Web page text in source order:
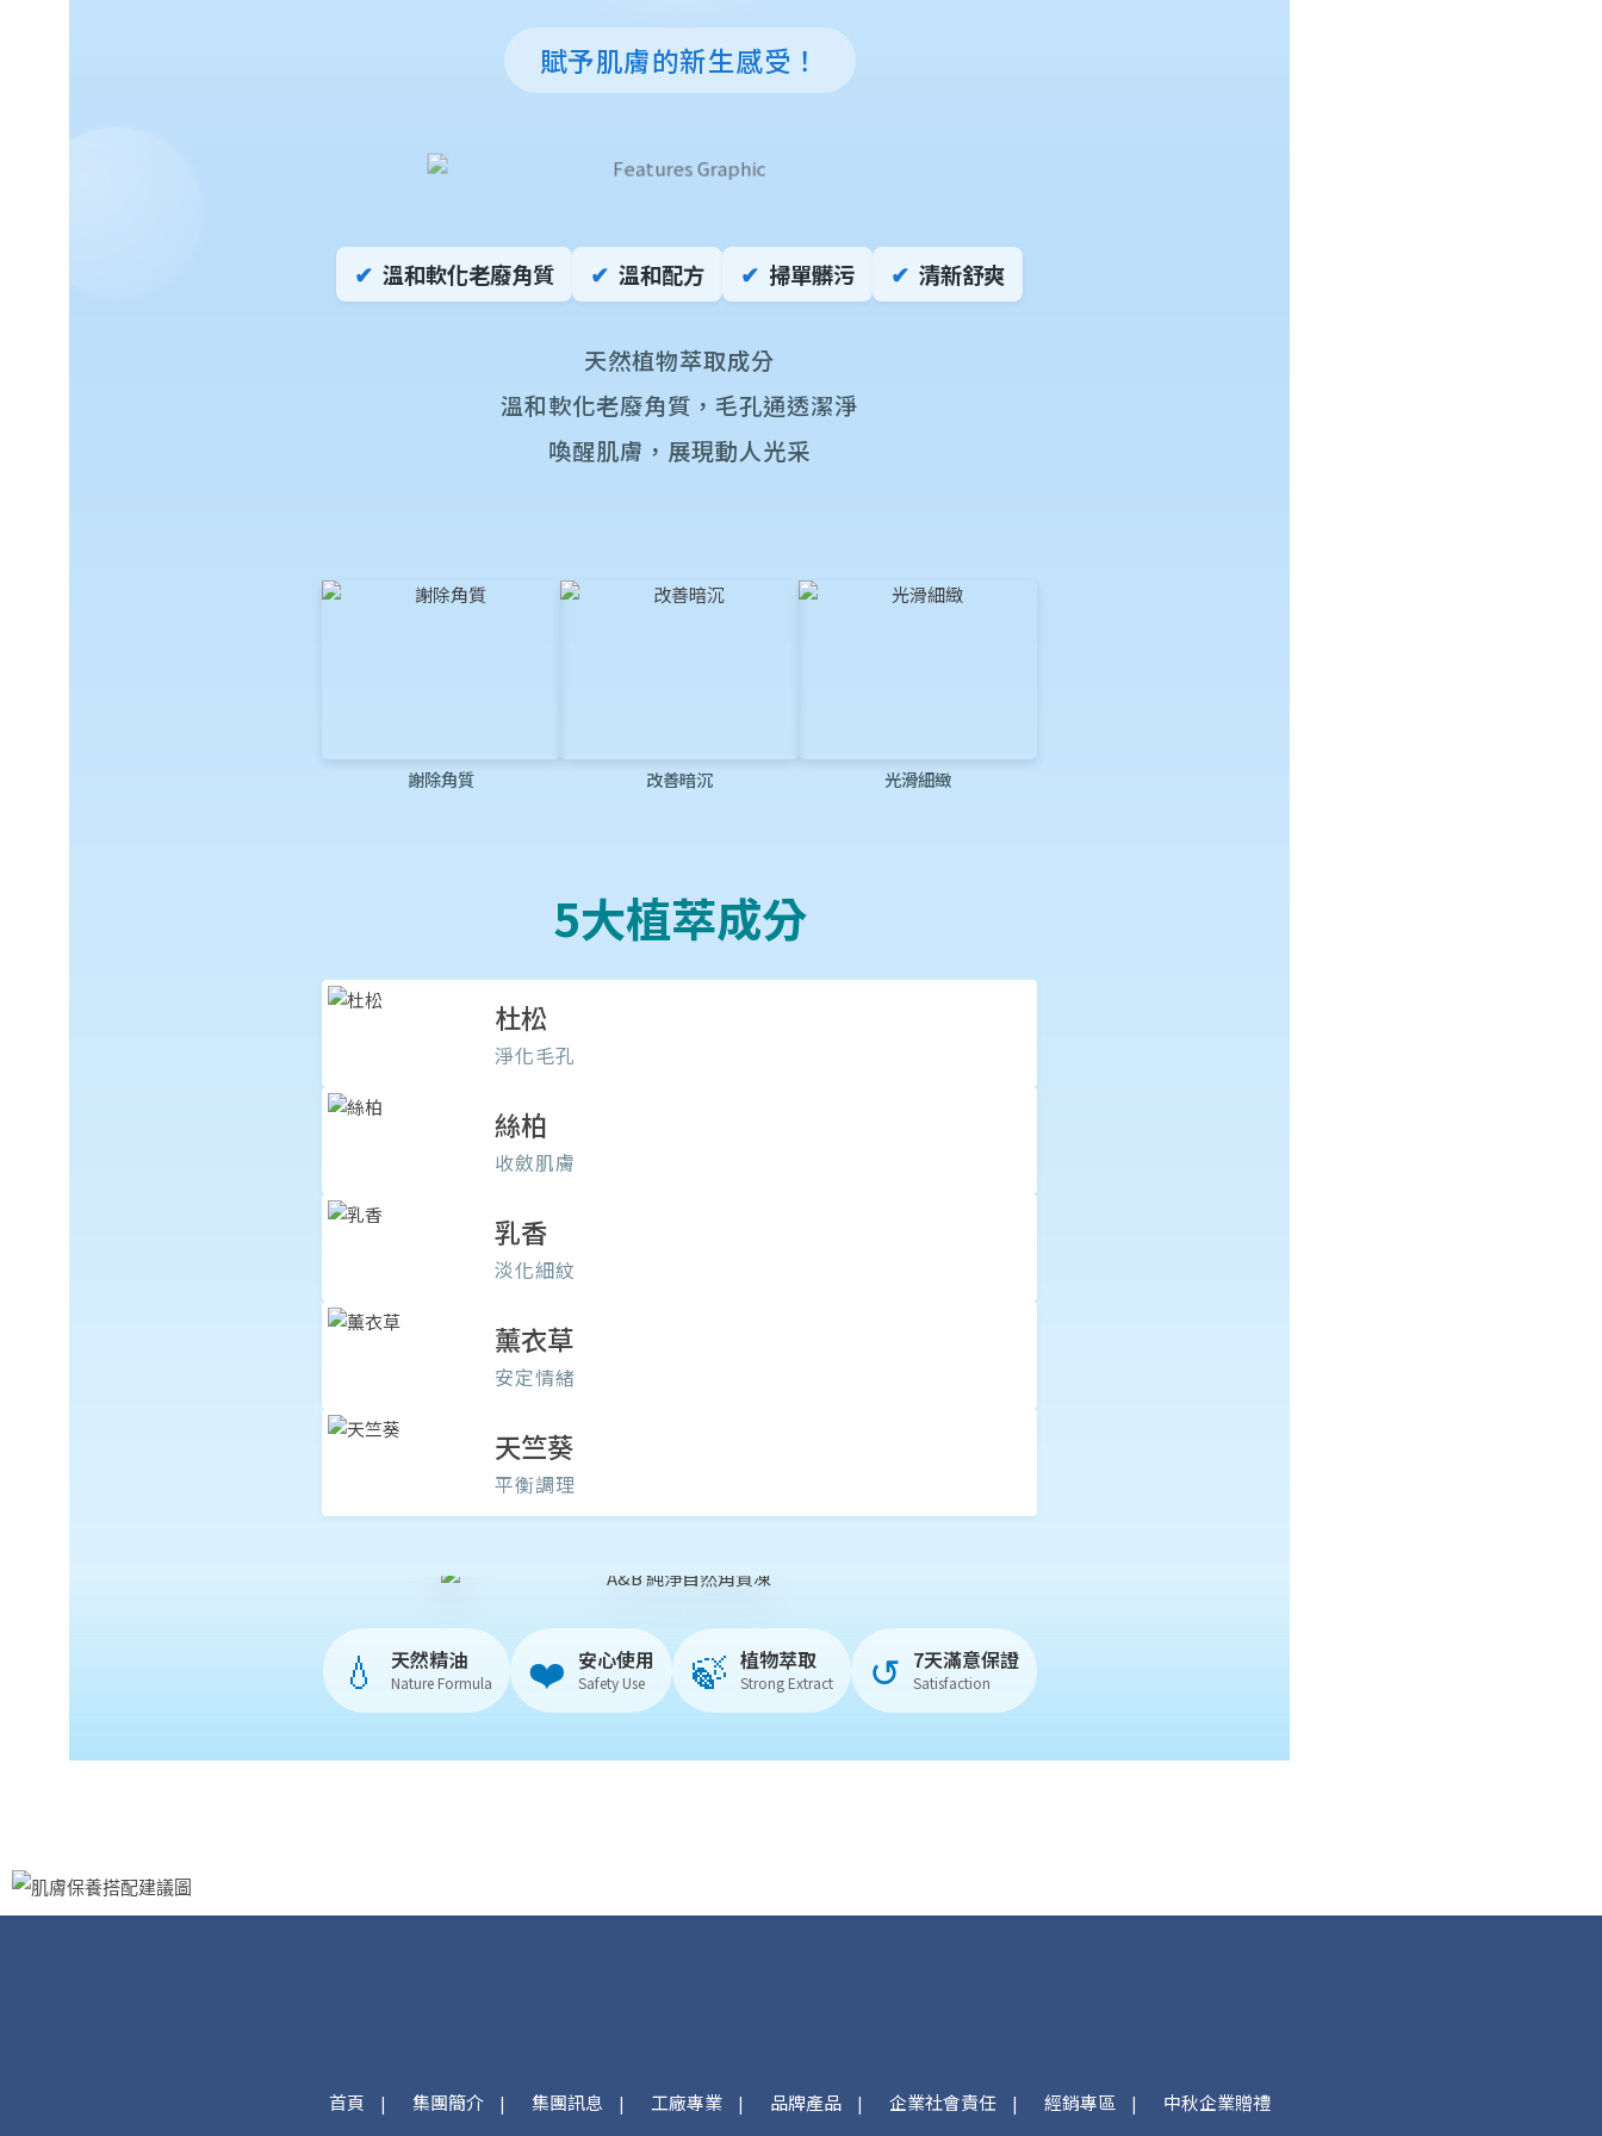
賦予肌膚的新生感受！
✔ 溫和軟化老廢角質 ✔ 溫和配方 ✔ 掃單髒污 ✔ 清新舒爽
天然植物萃取成分
溫和軟化老廢角質，毛孔通透潔淨
喚醒肌膚，展現動人光采
謝除角質 改善暗沉 光滑細緻
5大植萃成分
杜松
淨化毛孔
絲柏
收斂肌膚
乳香
淡化細紋
薰衣草
安定情緒
天竺葵
平衡調理
💧 天然精油
Nature Formula ❤️ 安心使用
Safety Use 🍃 植物萃取
Strong Extract ↺ 7天滿意保證
Satisfaction
首頁 集團簡介 集團訊息 工廠專業 品牌產品 企業社會責任 經銷專區 中秋企業贈禮